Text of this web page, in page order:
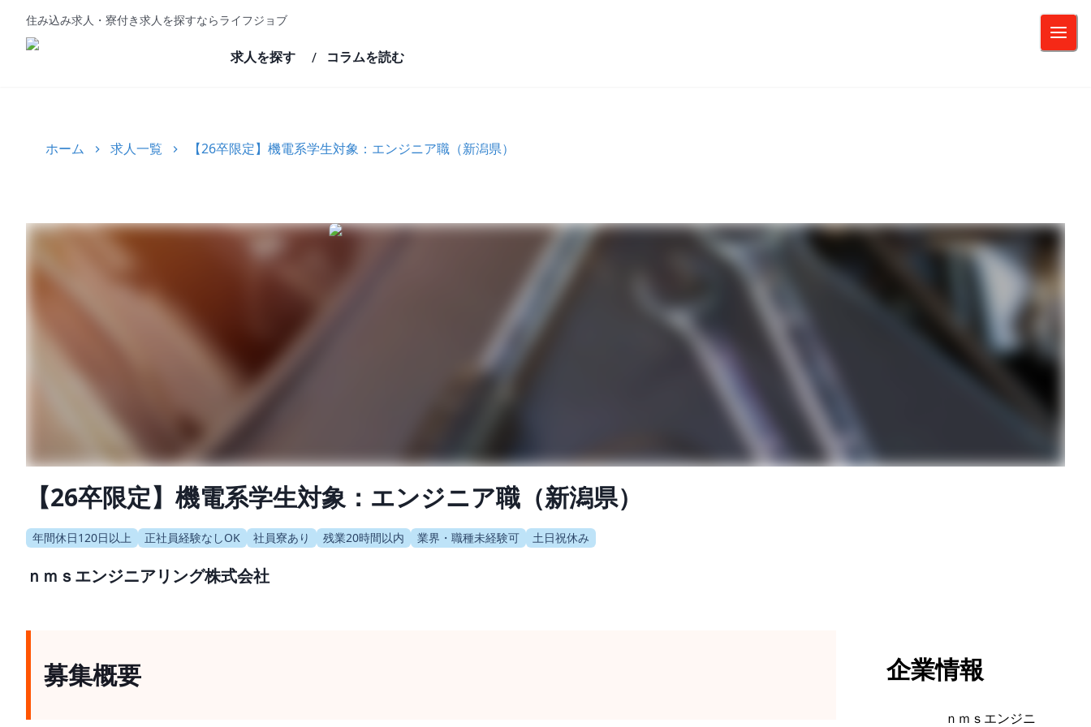
住み込み求人・寮付き求人を探すならライフジョブ
求人を探す / コラムを読む
ホーム 求人一覧 【26卒限定】機電系学生対象：エンジニア職（新潟県）
【26卒限定】機電系学生対象：エンジニア職（新潟県）
年間休日120日以上 正社員経験なしOK 社員寮あり 残業20時間以内 業界・職種未経験可 土日祝休み
ｎｍｓエンジニアリング株式会社
募集概要 企業情報
ｎｍｓエンジニ